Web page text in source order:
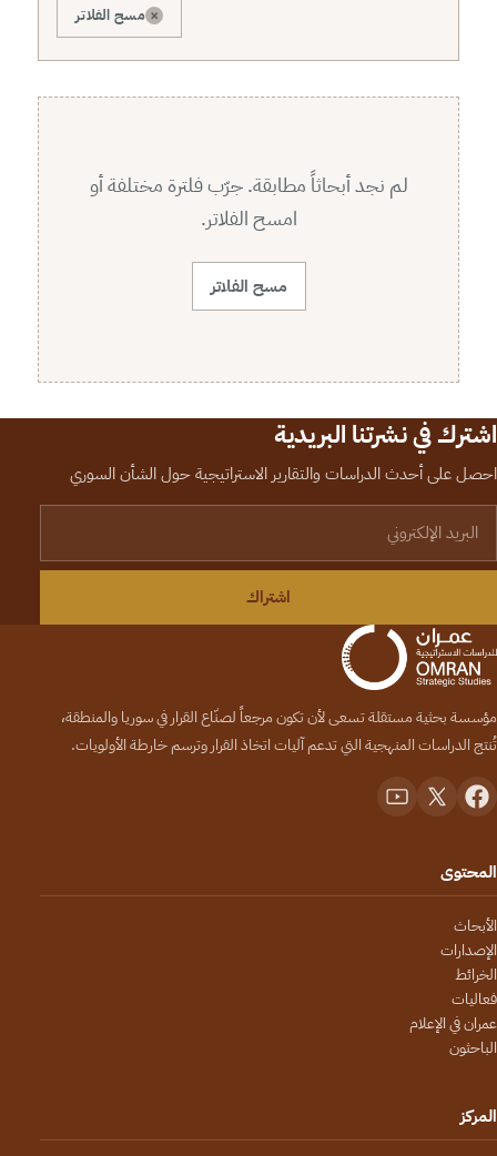
× مسح الفلاتر
لم نجد أبحاثاً مطابقة. جرّب فلترة مختلفة أو
امسح الفلاتر.
مسح الفلاتر
اشترك في نشرتنا البريدية
احصل على أحدث الدراسات والتقارير الاستراتيجية حول الشأن السوري
اشتراك
مؤسسة بحثية مستقلة تسعى لأن تكون مرجعاً لصنّاع القرار في سوريا والمنطقة،
تُنتج الدراسات المنهجية التي تدعم آليات اتخاذ القرار وترسم خارطة الأولويات.
المحتوى
الأبحاث
الإصدارات
الخرائط
فعاليات
عمران في الإعلام
الباحثون
المركز